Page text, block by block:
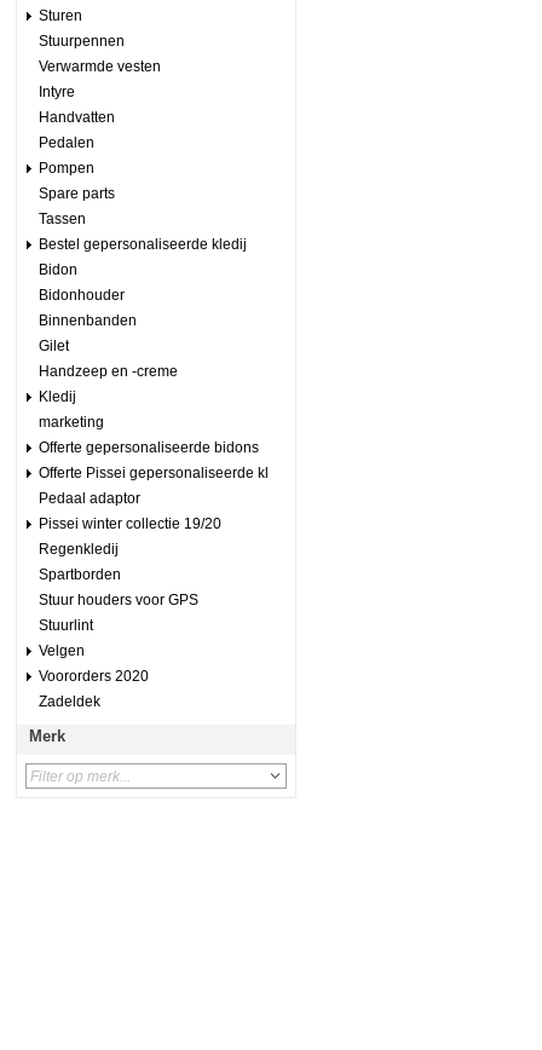
Sturen
Stuurpennen
Verwarmde vesten
Intyre
Handvatten
Pedalen
Pompen
Spare parts
Tassen
Bestel gepersonaliseerde kledij
Bidon
Bidonhouder
Binnenbanden
Gilet
Handzeep en -creme
Kledij
marketing
Offerte gepersonaliseerde bidons
Offerte Pissei gepersonaliseerde kl
Pedaal adaptor
Pissei winter collectie 19/20
Regenkledij
Spartborden
Stuur houders voor GPS
Stuurlint
Velgen
Voororders 2020
Zadeldek
Merk